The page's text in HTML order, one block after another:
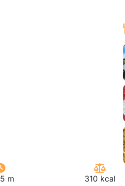
m 310 kcal